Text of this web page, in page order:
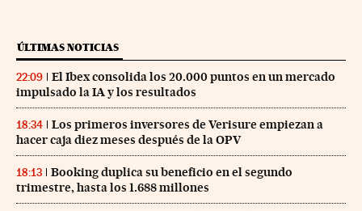
ÚLTIMAS NOTICIAS
22:09
El Ibex consolida los 20.000 puntos en un mercado
impulsado la IA y los resultados
18:34
Los primeros inversores de Verisure empiezan a
hacer caja diez meses después de la OPV
18:13
Booking duplica su beneficio en el segundo
trimestre, hasta los 1.688 millones